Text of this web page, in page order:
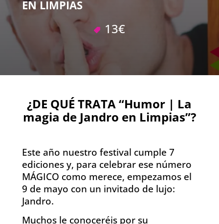
EN LIMPIAS
13€
¿DE QUÉ TRATA “Humor | La
magia de Jandro en Limpias”?
Este año nuestro festival cumple 7
ediciones y, para celebrar ese número
MÁGICO como merece, empezamos el
9 de mayo con un invitado de lujo:
Jandro.
Muchos le conoceréis por su